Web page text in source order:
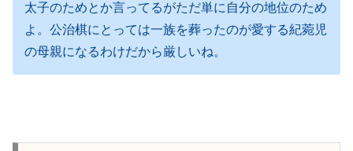
太子のためとか言ってるがただ単に自分の地位のため
よ。公治棋にとっては一族を葬ったのが愛する紀菀児
の母親になるわけだから厳しいね。